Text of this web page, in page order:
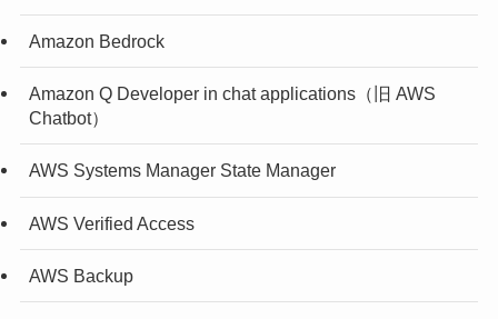
Amazon Bedrock
Amazon Q Developer in chat applications（旧 AWS
Chatbot）
AWS Systems Manager State Manager
AWS Verified Access
AWS Backup